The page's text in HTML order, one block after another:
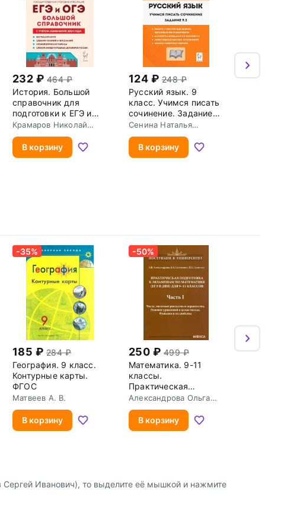
232
464
История. Большой
справочник для
подготовки к ЕГЭ и
ОГЭ
Крамаров Николай
Иванович
В корзину
124
248
Русский язык. 9
класс. Учимся писать
сочинение. Задание
9.3
Сенина Наталья
Аркадьевна
В корзину
-35%
185
284
География. 9 класс.
Контурные карты.
ФГОС
Матвеев А. В.
В корзину
-50%
250
499
Математика. 9-11
классы.
Практическая
подготовка к
экзаменам (ЕГЭ,
ДВИ). Часть 1. Числа,
числовые равенства и
Александрова Ольга
Владимировна
В корзину
Сергей Иванович), то выделите её мышкой и нажмите